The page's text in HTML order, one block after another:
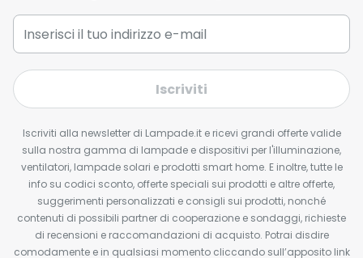
Iscriviti
Iscriviti alla newsletter di Lampade.it e ricevi grandi offerte valide
sulla nostra gamma di lampade e dispositivi per l'illuminazione,
ventilatori, lampade solari e prodotti smart home. E inoltre, tutte le
info su codici sconto, offerte speciali sui prodotti e altre offerte,
suggerimenti personalizzati e consigli sui prodotti, nonché
contenuti di possibili partner di cooperazione e sondaggi, richieste
di recensioni e raccomandazioni di acquisto. Potrai disdire
comodamente e in qualsiasi momento cliccando sull’apposito link